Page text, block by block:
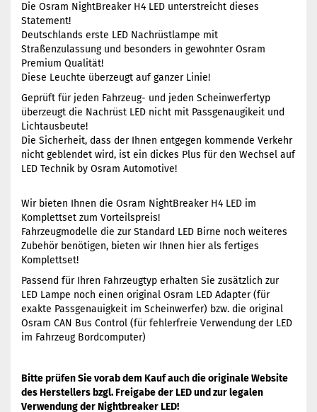
Die Osram NightBreaker H4 LED unterstreicht dieses
Statement!
Deutschlands erste LED Nachrüstlampe mit
Straßenzulassung und besonders in gewohnter Osram
Premium Qualität!
Diese Leuchte überzeugt auf ganzer Linie!
Geprüft für jeden Fahrzeug- und jeden Scheinwerfertyp
überzeugt die Nachrüst LED nicht mit Passgenaugikeit und
Lichtausbeute!
Die Sicherheit, dass der Ihnen entgegen kommende Verkehr
nicht geblendet wird, ist ein dickes Plus für den Wechsel auf
LED Technik by Osram Automotive!
Wir bieten Ihnen die Osram NightBreaker H4 LED im
Komplettset zum Vorteilspreis!
Fahrzeugmodelle die zur Standard LED Birne noch weiteres
Zubehör benötigen, bieten wir Ihnen hier als fertiges
Komplettset!
Passend für Ihren Fahrzeugtyp erhalten Sie zusätzlich zur
LED Lampe noch einen original Osram LED Adapter (für
exakte Passgenauigkeit im Scheinwerfer) bzw. die original
Osram CAN Bus Control (für fehlerfreie Verwendung der LED
im Fahrzeug Bordcomputer)
Bitte prüfen Sie vorab dem Kauf auch die originale Website
des Herstellers bzgl. Freigabe der LED und zur legalen
Verwendung der Nightbreaker LED!